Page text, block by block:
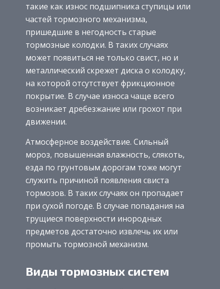
такие как износ подшипника ступицы или
частей тормозного механизма,
пришедшие в негодность старые
тормозные колодки. В таких случаях
может появиться не только свист, но и
металлический скрежет диска о колодку,
на которой отсутствует фрикционное
покрытие. В случае износа чаще всего
возникает дребезжание или грохот при
движении.
Атмосферное воздействие. Сильный
мороз, повышенная влажность, слякоть,
езда по грунтовым дорогам тоже могут
служить причиной появления свиста
тормозов. В таких случаях он пропадает
при сухой погоде. В случае попадания на
трущиеся поверхности инородных
предметов достаточно извлечь их или
промыть тормозной механизм.
Виды тормозных систем